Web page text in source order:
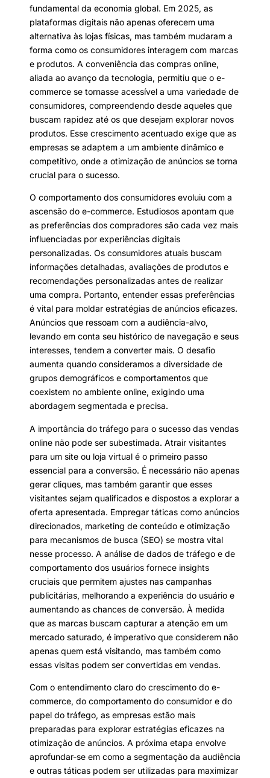
fundamental da economia global. Em 2025, as
plataformas digitais não apenas oferecem uma
alternativa às lojas físicas, mas também mudaram a
forma como os consumidores interagem com marcas
e produtos. A conveniência das compras online,
aliada ao avanço da tecnologia, permitiu que o e-
commerce se tornasse acessível a uma variedade de
consumidores, compreendendo desde aqueles que
buscam rapidez até os que desejam explorar novos
produtos. Esse crescimento acentuado exige que as
empresas se adaptem a um ambiente dinâmico e
competitivo, onde a otimização de anúncios se torna
crucial para o sucesso.
O comportamento dos consumidores evoluiu com a
ascensão do e-commerce. Estudiosos apontam que
as preferências dos compradores são cada vez mais
influenciadas por experiências digitais
personalizadas. Os consumidores atuais buscam
informações detalhadas, avaliações de produtos e
recomendações personalizadas antes de realizar
uma compra. Portanto, entender essas preferências
é vital para moldar estratégias de anúncios eficazes.
Anúncios que ressoam com a audiência-alvo,
levando em conta seu histórico de navegação e seus
interesses, tendem a converter mais. O desafio
aumenta quando consideramos a diversidade de
grupos demográficos e comportamentos que
coexistem no ambiente online, exigindo uma
abordagem segmentada e precisa.
A importância do tráfego para o sucesso das vendas
online não pode ser subestimada. Atrair visitantes
para um site ou loja virtual é o primeiro passo
essencial para a conversão. É necessário não apenas
gerar cliques, mas também garantir que esses
visitantes sejam qualificados e dispostos a explorar a
oferta apresentada. Empregar táticas como anúncios
direcionados, marketing de conteúdo e otimização
para mecanismos de busca (SEO) se mostra vital
nesse processo. A análise de dados de tráfego e de
comportamento dos usuários fornece insights
cruciais que permitem ajustes nas campanhas
publicitárias, melhorando a experiência do usuário e
aumentando as chances de conversão. À medida
que as marcas buscam capturar a atenção em um
mercado saturado, é imperativo que considerem não
apenas quem está visitando, mas também como
essas visitas podem ser convertidas em vendas.
Com o entendimento claro do crescimento do e-
commerce, do comportamento do consumidor e do
papel do tráfego, as empresas estão mais
preparadas para explorar estratégias eficazes na
otimização de anúncios. A próxima etapa envolve
aprofundar-se em como a segmentação da audiência
e outras táticas podem ser utilizadas para maximizar